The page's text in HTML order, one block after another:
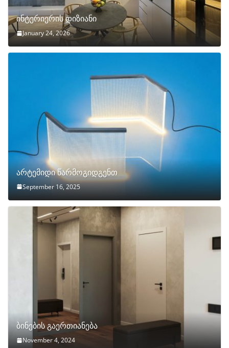
ინტერიერის დიზიანი
January 24, 2026
არტემიდი წარმოგიდგენთ
September 16, 2025
ბინების გაერთიანება
November 4, 2024